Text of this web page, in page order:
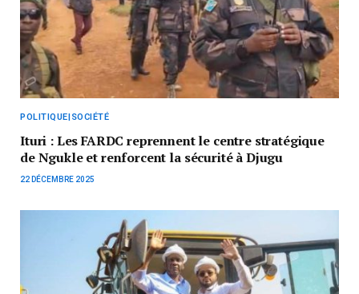
POLITIQUE|SOCIÉTÉ
Ituri : Les FARDC reprennent le centre stratégique
de Ngukle et renforcent la sécurité à Djugu
22 DÉCEMBRE 2025